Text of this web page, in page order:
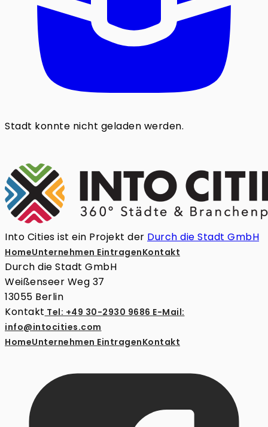
Stadt konnte nicht geladen werden.
Into Cities ist ein Projekt der Durch die Stadt GmbH
HomeUnternehmen EintragenKontakt
Durch die Stadt GmbH
Weißenseer Weg 37
13055 Berlin
Kontakt Tel: +49 30-2930 9686 E-Mail:
info@intocities.com
HomeUnternehmen EintragenKontakt